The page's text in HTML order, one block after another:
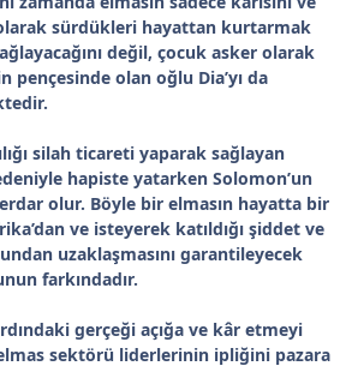
sürdükleri hayattan kurtarmak
değil, çocuk asker olarak
olan oğlu Dia’yı da
silah ticareti yaparak sağlayan
hapiste yatarken Solomon’un
olur. Böyle bir elmasın hayatta bir
ve isteyerek katıldığı şiddet ve
uzaklaşmasını garantileyecek
farkındadır.
gerçeği açığa ve kâr etmeyi
sektörü liderlerinin ipliğini pazara